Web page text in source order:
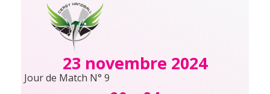
23 novembre 2024
Jour de Match N° 9